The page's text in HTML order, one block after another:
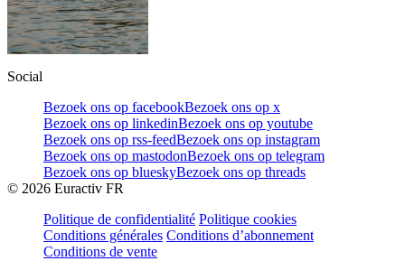
Social
Bezoek ons op facebookBezoek ons op x
Bezoek ons op linkedinBezoek ons op youtube
Bezoek ons op rss-feedBezoek ons op instagram
Bezoek ons op mastodonBezoek ons op telegram
Bezoek ons op blueskyBezoek ons op threads
© 2026 Euractiv FR
Politique de confidentialité Politique cookies
Conditions générales Conditions d’abonnement
Conditions de vente